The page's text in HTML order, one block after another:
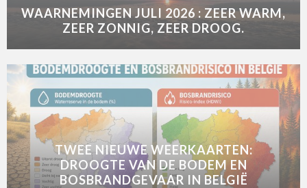
WAARNEMINGEN JULI 2026 : ZEER WARM,
ZEER ZONNIG, ZEER DROOG.
TWEE NIEUWE WEERKAARTEN:
DROOGTE VAN DE BODEM EN
BOSBRANDGEVAAR IN BELGIË